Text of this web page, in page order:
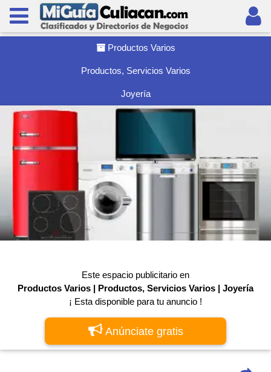
Productos Varios
Productos, Servicios Varios
Joyerí­a
Este espacio publicitario en
Productos Varios | Productos, Servicios Varios | Joyerí­a
¡ Esta disponible para tu anuncio !
Anúnciate gratis